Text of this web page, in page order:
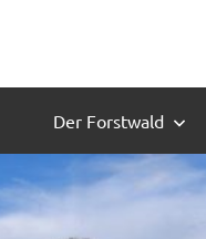
Der Forstwald